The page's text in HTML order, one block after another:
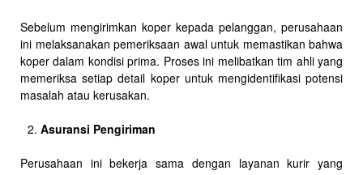
Sebelum mengirimkan koper kepada pelanggan, perusahaan
ini melaksanakan pemeriksaan awal untuk memastikan bahwa
koper dalam kondisi prima. Proses ini melibatkan tim ahli yang
memeriksa setiap detail koper untuk mengidentifikasi potensi
masalah atau kerusakan.
Asuransi Pengiriman
Perusahaan ini bekerja sama dengan layanan kurir yang